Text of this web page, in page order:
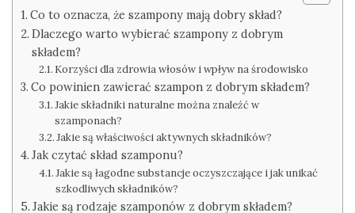
Co to oznacza, że szampony mają dobry skład?
Dlaczego warto wybierać szampony z dobrym
składem?
Korzyści dla zdrowia włosów i wpływ na środowisko
Co powinien zawierać szampon z dobrym składem?
Jakie składniki naturalne można znaleźć w
szamponach?
Jakie są właściwości aktywnych składników?
Jak czytać skład szamponu?
Jakie są łagodne substancje oczyszczające i jak unikać
szkodliwych składników?
Jakie są rodzaje szamponów z dobrym składem?